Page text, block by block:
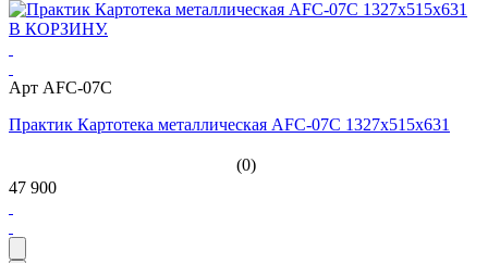
Арт AFC-07C
Практик Картотека металлическая AFC-07C 1327x515x631
(0)
47 900